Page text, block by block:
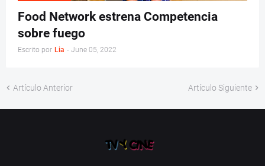
Food Network estrena Competencia
sobre fuego
Escrito por Lia - June 05, 2022
Artículo Anterior Artículo Siguiente